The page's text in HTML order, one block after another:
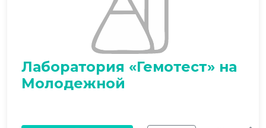
Лаборатория «Гемотест» на
Молодежной